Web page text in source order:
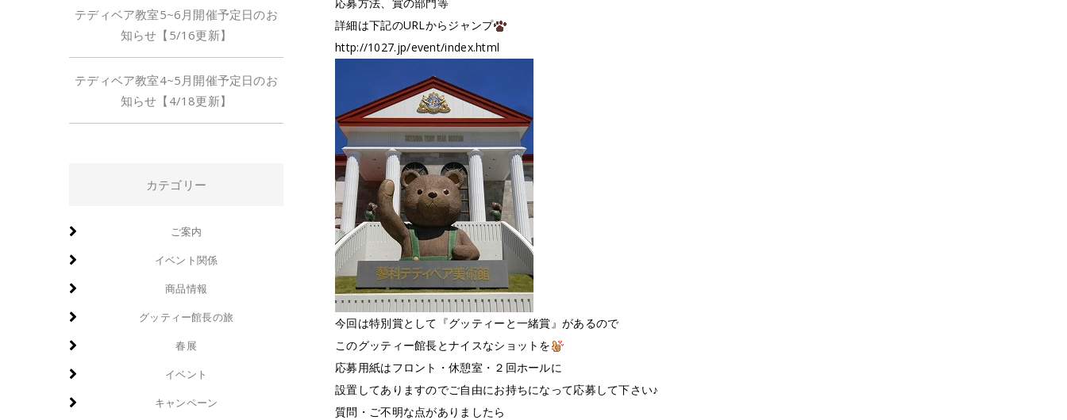
テディベア教室5~6月開催予定日のお
知らせ【5/16更新】
テディベア教室4~5月開催予定日のお
知らせ【4/18更新】
カテゴリー
ご案内
イベント関係
商品情報
グッティー館長の旅
春展
イベント
キャンペーン
詳細は下記のURLからジャンプ
http://1027.jp/event/index.html
今回は特別賞として『グッティーと一緒賞』があるので
このグッティー館長とナイスなショットを
応募用紙はフロント・休憩室・２回ホールに
設置してありますのでご自由にお持ちになって応募して下さい♪
質問・ご不明な点がありましたら